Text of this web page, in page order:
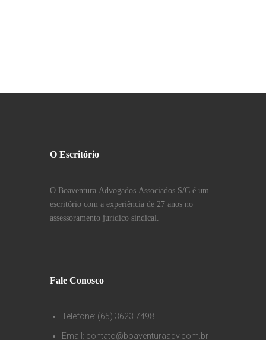
O Escritório
O Boaventura Advogados Associados S/C é um
escritório com a experiência de 27 anos no
assessoramento jurídico sindical.
Fale Conosco
Telefone: (65) 3623 7498
Email: contato@boaventuraadv.com.br